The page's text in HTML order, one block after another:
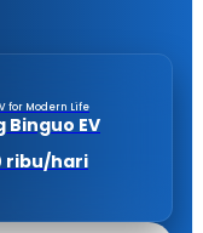
for Modern Life
Binguo EV
ribu/hari